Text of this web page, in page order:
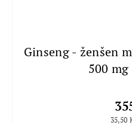
Ginseng - ženšen
500
35,50